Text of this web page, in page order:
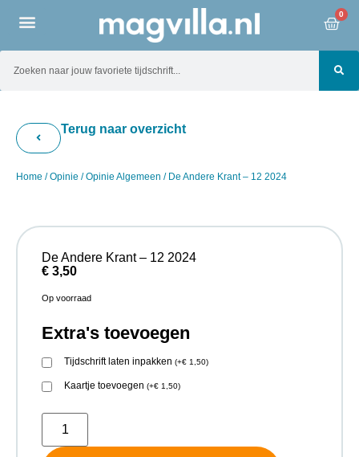
0
Terug naar overzicht
Home /Opinie /Opinie Algemeen / De Andere Krant – 12 2024
De Andere Krant – 12 2024
€ 3,50
Op voorraad
Extra's toevoegen
Tijdschrift laten inpakken (+€ 1,50)
Kaartje toevoegen (+€ 1,50)